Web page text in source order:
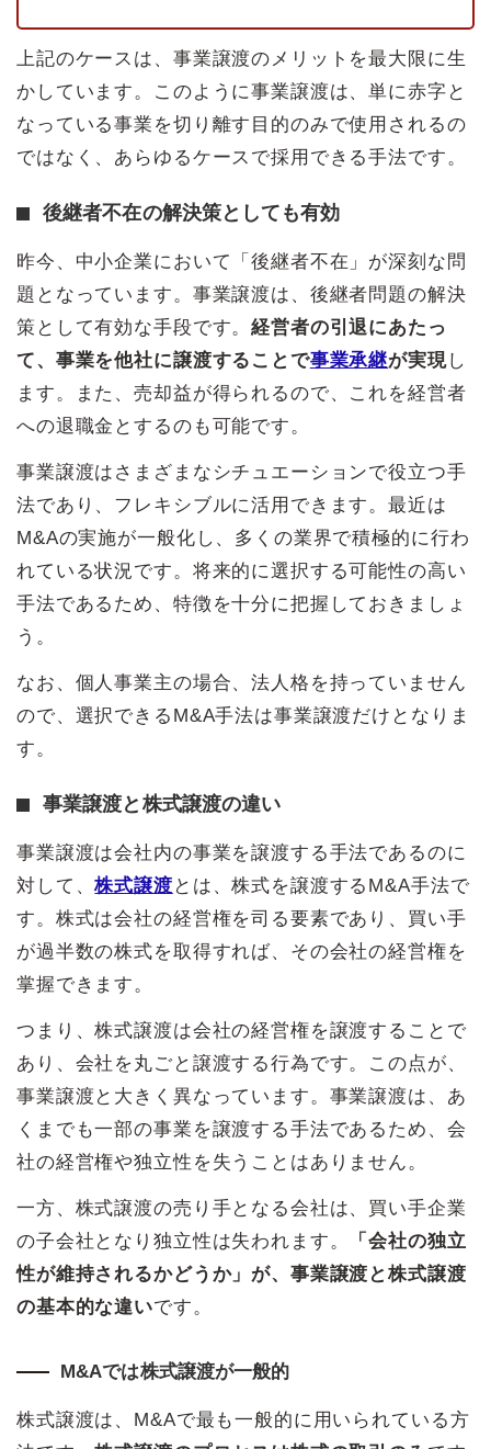
上記のケースは、事業譲渡のメリットを最大限に生
かしています。このように事業譲渡は、単に赤字と
なっている事業を切り離す目的のみで使用されるの
ではなく、あらゆるケースで採用できる手法です。
後継者不在の解決策としても有効
昨今、中小企業において「後継者不在」が深刻な問
題となっています。事業譲渡は、後継者問題の解決
策として有効な手段です。経営者の引退にあたっ
て、事業を他社に譲渡することで事業承継が実現し
ます。また、売却益が得られるので、これを経営者
への退職金とするのも可能です。
事業譲渡はさまざまなシチュエーションで役立つ手
法であり、フレキシブルに活用できます。最近は
M&Aの実施が一般化し、多くの業界で積極的に行わ
れている状況です。将来的に選択する可能性の高い
手法であるため、特徴を十分に把握しておきましょ
う。
なお、個人事業主の場合、法人格を持っていません
ので、選択できるM&A手法は事業譲渡だけとなりま
す。
事業譲渡と株式譲渡の違い
事業譲渡は会社内の事業を譲渡する手法であるのに
対して、株式譲渡 とは、株式を譲渡するM&A手法で
す。株式は会社の経営権を司る要素であり、買い手
が過半数の株式を取得すれば、その会社の経営権を
掌握できます。
つまり、株式譲渡は会社の経営権を譲渡することで
あり、会社を丸ごと譲渡する行為です。この点が、
事業譲渡と大きく異なっています。事業譲渡は、あ
くまでも一部の事業を譲渡する手法であるため、会
社の経営権や独立性を失うことはありません。
一方、株式譲渡の売り手となる会社は、買い手企業
の子会社となり独立性は失われます。
「会社の独立
性が維持されるかどうか」が、事業譲渡と株式譲渡
の基本的な違いです。
M&Aでは株式譲渡が一般的
株式譲渡は、M&Aで最も一般的に用いられている方